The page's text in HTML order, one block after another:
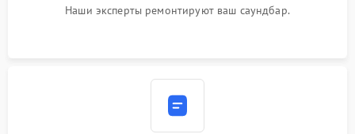
Наши эксперты ремонтируют ваш саундбар.